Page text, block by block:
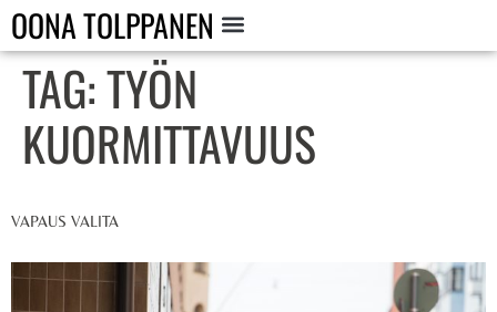
OONA TOLPPANEN
TAG:TYÖN
KUORMITTAVUUS
VAPAUS VALITA